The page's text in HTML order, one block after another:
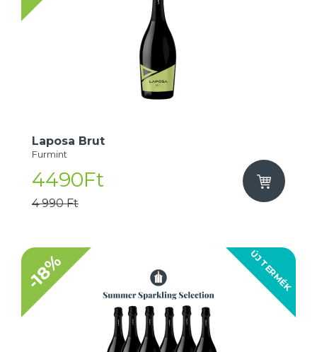
Laposa Brut
Furmint
4490Ft
4 990 Ft
ÚJ TERMÉK
-18%